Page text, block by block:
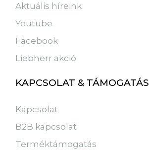
Aktuális híreink
Youtube
Facebook
Liebherr akció
KAPCSOLAT & TÁMOGATÁS
Kapcsolat
B2B kapcsolat
Terméktámogatás